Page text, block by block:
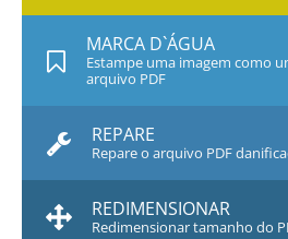
MARCA D`ÁGUA
Estampe uma imagem como
arquivo PDF
REPARE
Repare o arquivo PDF
REDIMENSIONAR
Redimensionar tamanho do